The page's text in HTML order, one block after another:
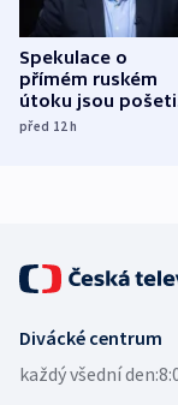
Spekulace o
přímém ruském
útoku jsou
míní estonský
před 12h
Divácké centrum
každý všední den: